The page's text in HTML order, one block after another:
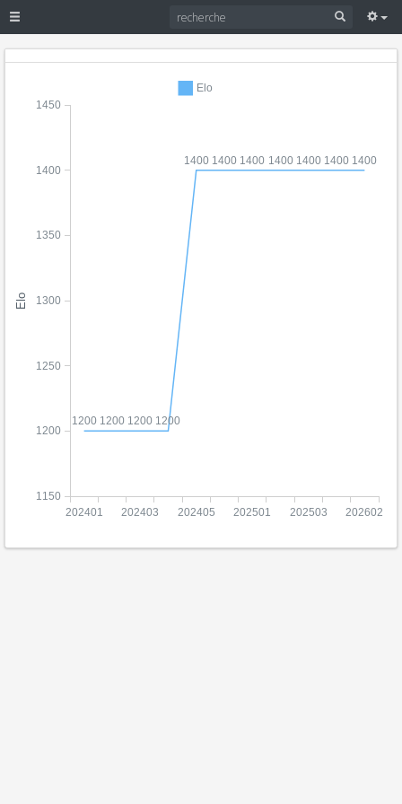
1200 1200 1200 1200
1400 1400 1400 1400 1400 1400 1400
202401 202403 202405 202501 202503 202602
Elo
1150
1200
1250
1300
1350
1400
1450
Elo